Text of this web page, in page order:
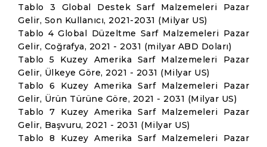
Tablo 3 Global Destek Sarf Malzemeleri Pazar
Gelir, Son Kullanıcı, 2021-2031 (Milyar US)
Tablo 4 Global Düzeltme Sarf Malzemeleri Pazar
Gelir, Coğrafya, 2021 - 2031 (milyar ABD Doları)
Tablo 5 Kuzey Amerika Sarf Malzemeleri Pazar
Gelir, Ülkeye Göre, 2021 - 2031 (Milyar US)
Tablo 6 Kuzey Amerika Sarf Malzemeleri Pazar
Gelir, Ürün Türüne Göre, 2021 - 2031 (Milyar US)
Tablo 7 Kuzey Amerika Sarf Malzemeleri Pazar
Gelir, Başvuru, 2021 - 2031 (Milyar US)
Tablo 8 Kuzey Amerika Sarf Malzemeleri Pazar